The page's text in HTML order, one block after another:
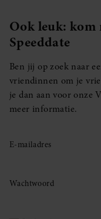
Ook leuk: kom
Speeddate
Ben jij op zoek naar
vriendinnen om je
je dan aan voor onze
meer informatie.
E-mailadres
Wachtwoord